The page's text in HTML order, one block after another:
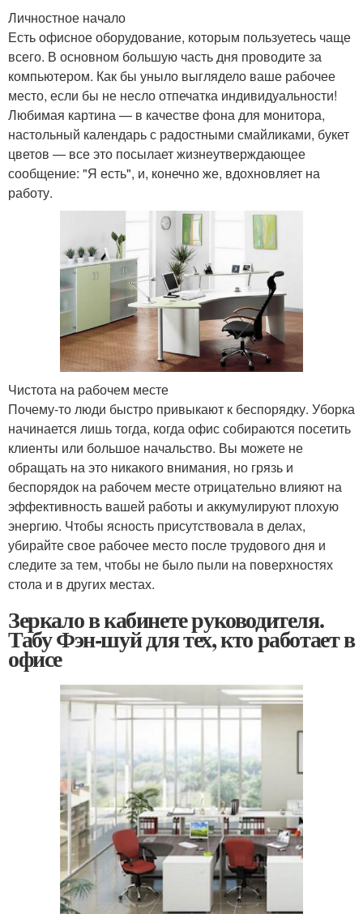
Личностное начало
Есть офисное оборудование, которым пользуетесь чаще
всего. В основном большую часть дня проводите за
компьютером. Как бы уныло выглядело ваше рабочее
место, если бы не несло отпечатка индивидуальности!
Любимая картина — в качестве фона для монитора,
настольный календарь с радостными смайликами, букет
цветов — все это посылает жизнеутверждающее
сообщение: "Я есть", и, конечно же, вдохновляет на
работу.
Чистота на рабочем месте
Почему-то люди быстро привыкают к беспорядку. Уборка
начинается лишь тогда, когда офис собираются посетить
клиенты или большое начальство. Вы можете не
обращать на это никакого внимания, но грязь и
беспорядок на рабочем месте отрицательно влияют на
эффективность вашей работы и аккумулируют плохую
энергию. Чтобы ясность присутствовала в делах,
убирайте свое рабочее место после трудового дня и
следите за тем, чтобы не было пыли на поверхностях
стола и в других местах.
Зеркало в кабинете руководителя.
Табу Фэн-шуй для тех, кто работает в
офисе